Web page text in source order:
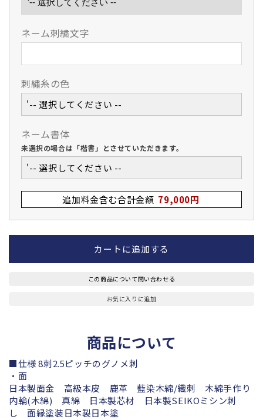
在
防
具
垂
の
数
量
を
減
ら
す
防
垂
量
増
や
ネーム刺繍文字
刺繡糸の色
'-- 選択してください --
ネーム書体
未選択の場合は「楷書」とさせていただきます。
'-- 選択してください --
追加料金含む合計金額 79,000円
カートに追加する
この商品について問い合わせる
お気に入りに追加
商品について
■仕様8刺2.5ピッチのグノメ刺
・面
日本製面金 高級本皮 鹿革 藍染木綿/織刺 木綿手作り
内輪(木綿) 真綿 日本製芯材 日本製SEIKOミシン刺
し 面縁塗装日本製日本塗